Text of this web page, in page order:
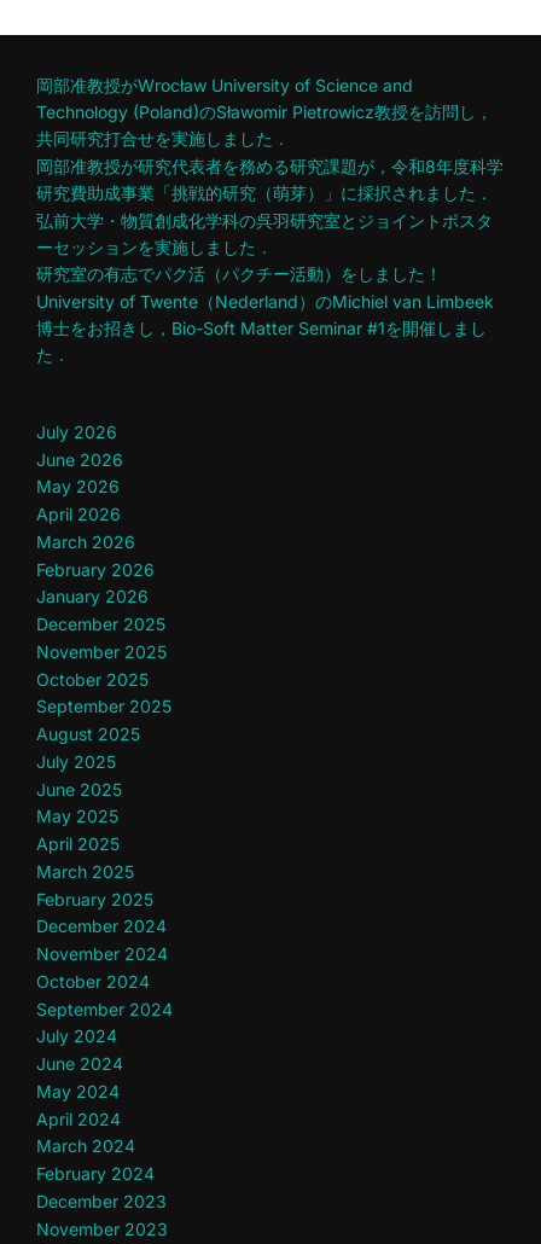
岡部准教授がWrocław University of Science and
Technology (Poland)のSławomir Pietrowicz教授を訪問し，
共同研究打合せを実施しました．
岡部准教授が研究代表者を務める研究課題が，令和8年度科学
研究費助成事業「挑戦的研究（萌芽）」に採択されました．
弘前大学・物質創成化学科の呉羽研究室とジョイントポスタ
ーセッションを実施しました．
研究室の有志でパク活（パクチー活動）をしました！
University of Twente（Nederland）のMichiel van Limbeek
博士をお招きし，Bio-Soft Matter Seminar #1を開催しまし
た．
July 2026
June 2026
May 2026
April 2026
March 2026
February 2026
January 2026
December 2025
November 2025
October 2025
September 2025
August 2025
July 2025
June 2025
May 2025
April 2025
March 2025
February 2025
December 2024
November 2024
October 2024
September 2024
July 2024
June 2024
May 2024
April 2024
March 2024
February 2024
December 2023
November 2023